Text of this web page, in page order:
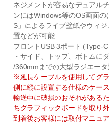
ネジメントが容易なデュアル
ンにはWindows等のOS画面
S」によるライブ壁紙やウィ
置などが可能
フロントUSB 3ポート (Type-
・サイド、トップ、ボトムに
/360mmまでの大型ラジエー
※延長ケーブルを使用してグ
側に縦に設置する仕様のケース
輸送中に破損のおそれがある
ちグラフィックボードを取り
到着後お客様には取付マニュ